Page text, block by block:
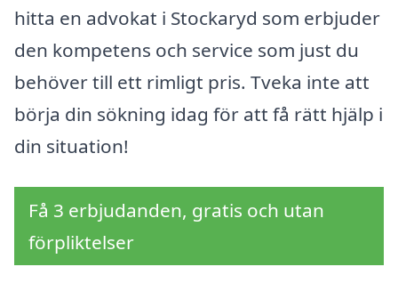
hitta en advokat i Stockaryd som erbjuder
den kompetens och service som just du
behöver till ett rimligt pris. Tveka inte att
börja din sökning idag för att få rätt hjälp i
din situation!
Få 3 erbjudanden, gratis och utan
förpliktelser